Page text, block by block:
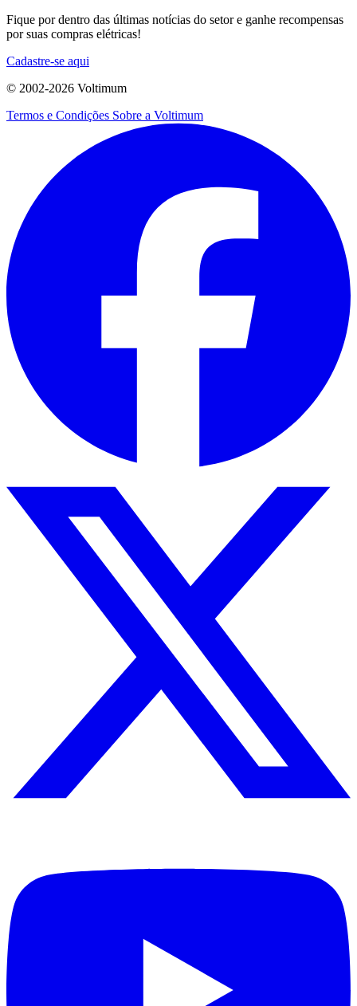
Fique por dentro das últimas notícias do setor e ganhe recompensas
por suas compras elétricas!
Cadastre-se aqui
© 2002-2026 Voltimum
Termos e Condições Sobre a Voltimum